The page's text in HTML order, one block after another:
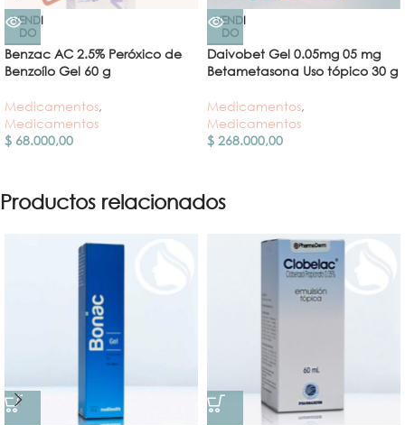
VENDI
DO
Benzac AC 2.5% Peróxico de
Benzoílo Gel 60 g
Medicamentos,
Medicamentos
$ 68.000,00
VENDI
DO
Daivobet Gel 0.05mg 05 mg
Betametasona Uso tópico 30 g
Medicamentos,
Medicamentos
$ 268.000,00
Productos relacionados